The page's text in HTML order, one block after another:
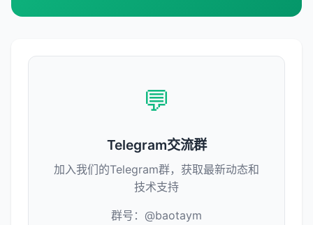
💬
Telegram交流群
加入我们的Telegram群，获取最新动态和
技术支持
群号：@baotaym